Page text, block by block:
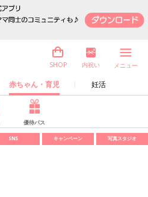
赤ちゃん・育児 妊活
SHOP 内祝い メニュー
優待パス
SNS キャンペーン 写真スタジオ